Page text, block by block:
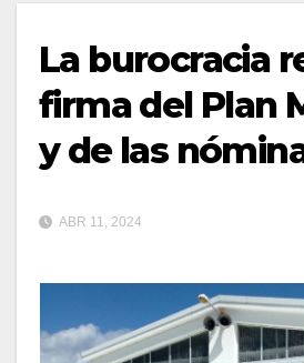
La burocracia
firma del Plan
y de las
ABR 11, 2024